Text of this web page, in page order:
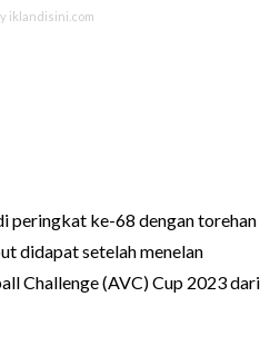
peringkat ke-68 dengan torehan
didapat setelah menelan
Challenge (AVC) Cup 2023 dari